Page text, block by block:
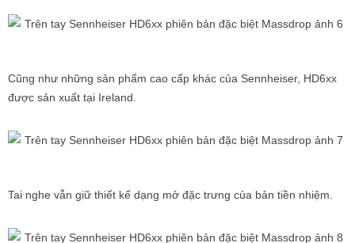
Cũng như những sản phẩm cao cấp khác của Sennheiser, HD6xx
được sản xuất tại Ireland.
Tai nghe vẫn giữ thiết kế dạng mở đặc trưng của bản tiền nhiệm.